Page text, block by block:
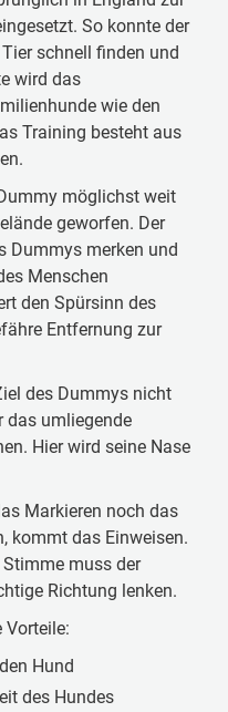
So konnte der
schnell finden und
wird das
wie den
Training besteht aus
möglichst weit
geworfen. Der
Dummys merken und
Menschen
den Spürsinn des
Entfernung zur
des Dummys nicht
das umliegende
Hier wird seine Nase
Markieren noch das
kommt das Einweisen.
muss der
Richtung lenken.
Vorteile:
Hund
des Hundes